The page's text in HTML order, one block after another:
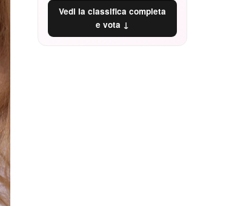
Vedi la classifica completa
e vota ↓